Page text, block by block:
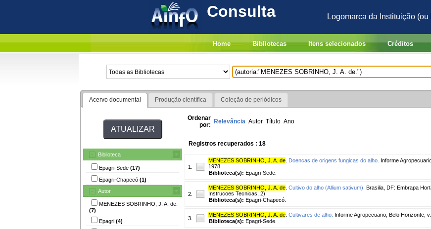
Consulta Logomarca da Instituição
Home Bibliotecas Itens selecionados Créditos
Acervo documental Produção científica Coleção de periódicos
Biblioteca
Epagri-Sede (17)
Epagri-Chapecó (1)
Autor
MENEZES SOBRINHO, J. A. de.
(7)
Epagri (4)
Ordenar
por: Relevância Autor Título Ano
Registros recuperados : 18
1.
MENEZES SOBRINHO, J. A. de Doencas de origens fungicas do alho. Informe
1978.
Biblioteca(s): Epagri-Sede.
2.
MENEZES SOBRINHO, J. A. de Cultivo do alho (Allium sativum). Brasilia, DF: Embrapa
Instrucoes Tecnicas, 2)
Biblioteca(s): Epagri-Chapecó.
3.
MENEZES SOBRINHO, J. A. de Cultivares de alho. Informe Agropecuario, Belo Horizonte,
Biblioteca(s): Epagri-Sede.